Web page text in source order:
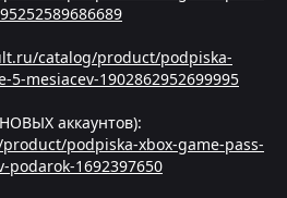
catalog/product/podpiska-
mesiacev-1902862952699995
аккаунтов):
podpiska-xbox-game-pass-
podarok-1692397650